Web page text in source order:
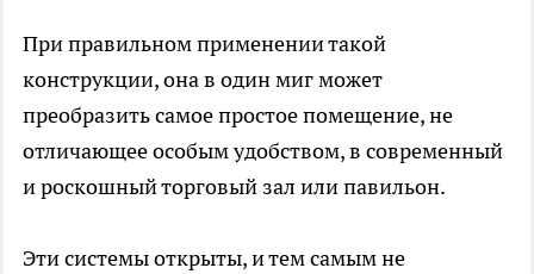
При правильном применении такой
конструкции, она в один миг может
преобразить самое простое помещение, не
отличающее особым удобством, в современный
и роскошный торговый зал или павильон.
Эти системы открыты, и тем самым не